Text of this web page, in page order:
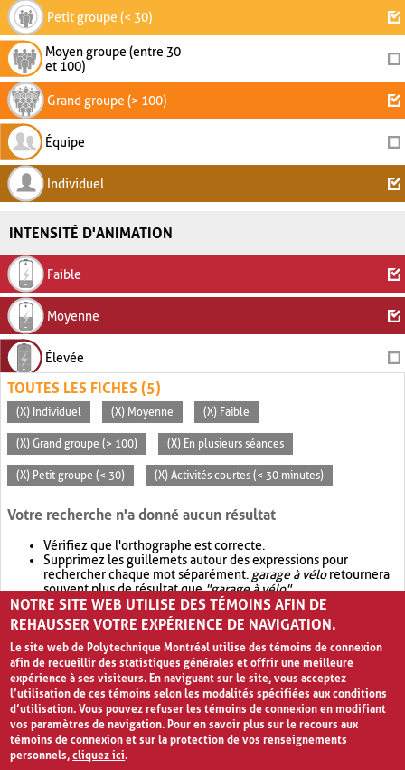
Petit groupe (< 30)
Moyen groupe (entre 30
et 100)
Grand groupe (> 100)
Équipe
Individuel
INTENSITÉ D'ANIMATION
Faible
Moyenne
Élevée
TOUTES LES FICHES (5)
(X) Individuel (X) Moyenne (X) Faible
(X) Grand groupe (> 100) (X) En plusieurs séances
(X) Petit groupe (< 30) (X) Activités courtes (< 30 minutes)
Votre recherche n'a donné aucun résultat
Vérifiez que l'orthographe est correcte.
Supprimez les guillemets autour des expressions pour
rechercher chaque mot séparément. garage à véloretournera
souvent plus de résultat que"garage à vélo".
Envisagez d'élargir votre recherche avec OR.garage OR vélo
retournera souvent plus de résultat quegarage à vélo
NOTRE SITE WEB UTILISE DES TÉMOINS AFIN DE
REHAUSSER VOTRE EXPÉRIENCE DE NAVIGATION.
Le site web de Polytechnique Montréal utilise des témoins de connexion
afin de recueillir des statistiques générales et offrir une meilleure
expérience à ses visiteurs. En naviguant sur le site, vous acceptez
l’utilisation de ces témoins selon les modalités spécifiées aux conditions
d’utilisation. Vous pouvez refuser les témoins de connexion en modifiant
vos paramètres de navigation. Pour en savoir plus sur le recours aux
témoins de connexion et sur la protection de vos renseignements
personnels,cliquez ici.